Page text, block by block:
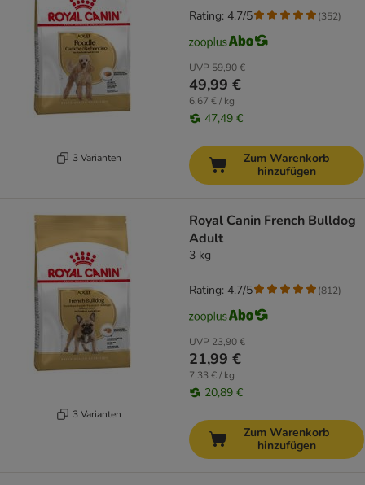
3 Varianten
UVP 59,90 €
49,99 €
6,67 € / kg
47,49 €
Rating: 4.7/5 (352)
Zum Warenkorb
hinzufügen
3 Varianten
Royal Canin French Bulldog
Adult
3 kg
UVP 23,90 €
21,99 €
7,33 € / kg
20,89 €
Rating: 4.7/5 (812)
Zum Warenkorb
hinzufügen